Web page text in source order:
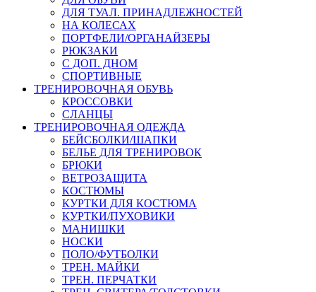
ДЛЯ ТУАЛ. ПРИНАДЛЕЖНОСТЕЙ
НА КОЛЕСАХ
ПОРТФЕЛИ/ОРГАНАЙЗЕРЫ
РЮКЗАКИ
С ДОП. ДНОМ
СПОРТИВНЫЕ
ТРЕНИРОВОЧНАЯ ОБУВЬ
КРОССОВКИ
СЛАНЦЫ
ТРЕНИРОВОЧНАЯ ОДЕЖДА
БЕЙСБОЛКИ/ШАПКИ
БЕЛЬЕ ДЛЯ ТРЕНИРОВОК
БРЮКИ
ВЕТРОЗАЩИТА
КОСТЮМЫ
КУРТКИ ДЛЯ КОСТЮМА
КУРТКИ/ПУХОВИКИ
МАНИШКИ
НОСКИ
ПОЛО/ФУТБОЛКИ
ТРЕН. МАЙКИ
ТРЕН. ПЕРЧАТКИ